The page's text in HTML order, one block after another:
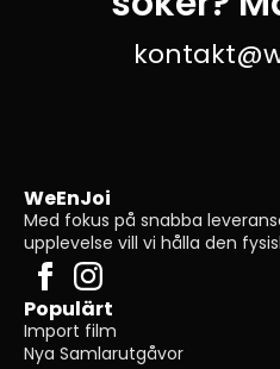
WeEnJoi
Med fokus på snabba
upplevelse vill vi hålla den
Populärt
Import film
Nya Samlarutgåvor